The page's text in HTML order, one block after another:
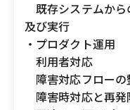
既存システムから
及び実行
・プロダクト運用
利用者対応
障害対応フローの
障害時対応と再発